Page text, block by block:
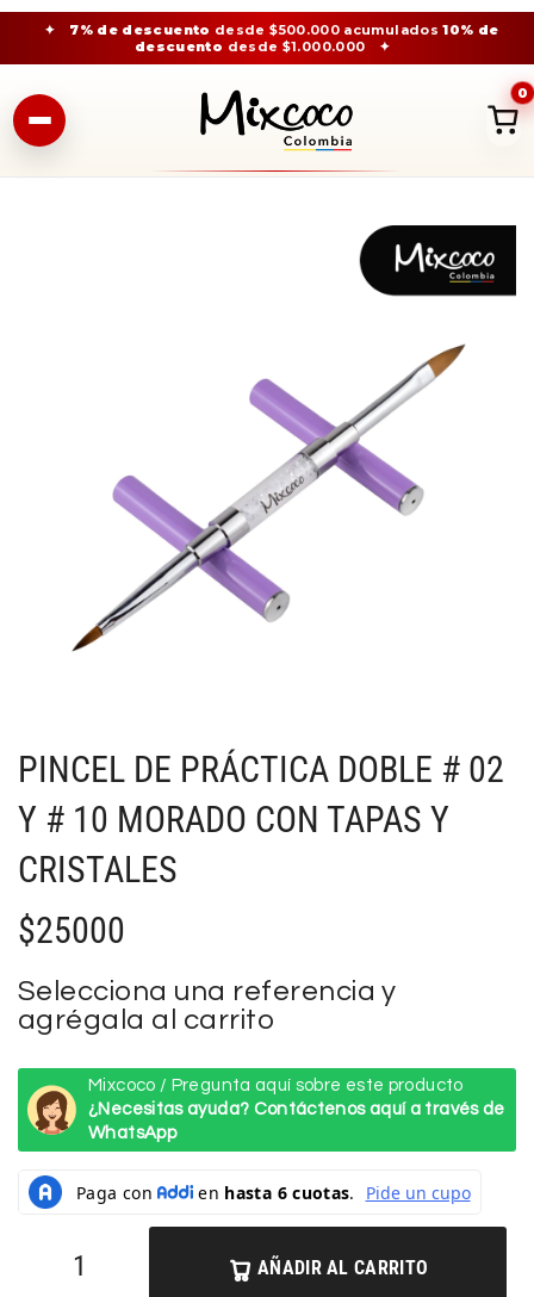
✦ 7% de descuento desde $500.000 acumulados10% de
descuento desde $1.000.000 ✦
0
PINCEL DE PRÁCTICA DOBLE # 02
Y # 10 MORADO CON TAPAS Y
CRISTALES
$25000
Selecciona una referencia y
agrégala al carrito
Mixcoco / Pregunta aquí sobre este producto
¿Necesitas ayuda? Contáctenos aquí a través de
WhatsApp
AÑADIR AL CARRITO